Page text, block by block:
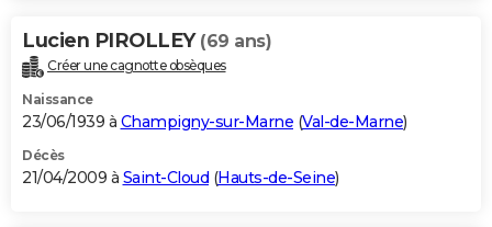
Lucien PIROLLEY (69 ans)
Créer une cagnotte obsèques
Naissance
23/06/1939 à Champigny-sur-Marne (Val-de-Marne)
Décès
21/04/2009 à Saint-Cloud (Hauts-de-Seine)